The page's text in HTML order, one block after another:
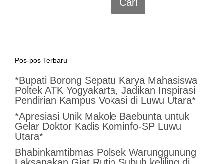
Cari
Pos-pos Terbaru
*Bupati Borong Sepatu Karya Mahasiswa
Poltek ATK Yogyakarta, Jadikan Inspirasi
Pendirian Kampus Vokasi di Luwu Utara*
*Apresiasi Unik Makole Baebunta untuk
Gelar Doktor Kadis Kominfo-SP Luwu
Utara*
Bhabinkamtibmas Polsek Warunggunung